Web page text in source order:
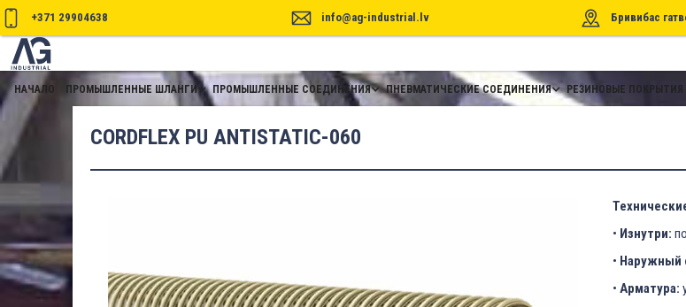
+371 29904638 info@ag-industrial.lv Бривибас
НАЧАЛО ПРОМЫШЛЕННЫЕ ШЛАНГИ ПРОМЫШЛЕННЫЕ СОЕДИНЕНИЯ ПНЕВМАТИЧЕСКИЕ СОЕДИНЕНИЯ РЕЗИНОВЫЕ ПОКРЫТИЯ
CORDFLEX PU ANTISTATIC-060
• Изнутри:
• Наружный
• Арматура: